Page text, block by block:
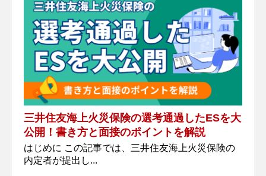
三井住友海上火災保険の選考通過したESを大
公開！書き方と面接のポイントを解説
はじめに この記事では、三井住友海上火災保険の
内定者が提出し...